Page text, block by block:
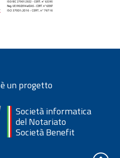
è un progetto
Società informatica
del Notariato
Società Benefit